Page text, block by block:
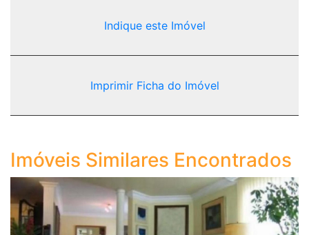
Indique este Imóvel
Imprimir Ficha do Imóvel
Imóveis Similares Encontrados